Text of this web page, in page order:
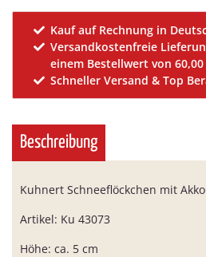
Kauf auf Rechnung in
Versandkostenfreie
einem Bestellwert von 60,00
Schneller Versand & Top
Beschreibung
Kuhnert Schneeflöckchen mit
Artikel: Ku 43073
Höhe: ca. 5 cm